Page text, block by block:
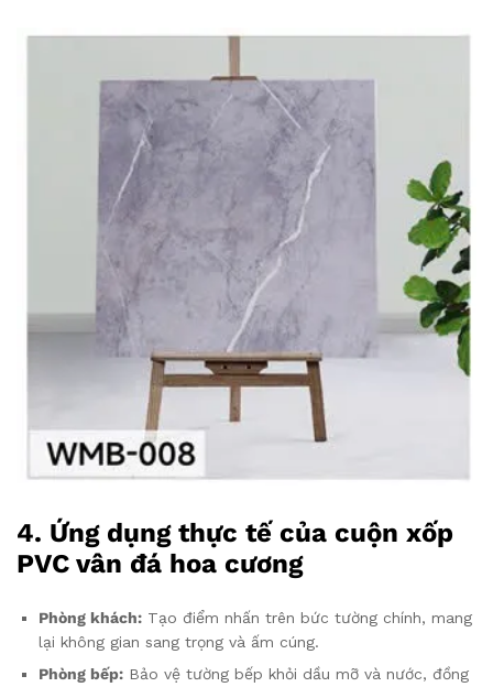
4. Ứng dụng thực tế của cuộn xốp
PVC vân đá hoa cương
Phòng khách: Tạo điểm nhấn trên bức tường chính, mang
lại không gian sang trọng và ấm cúng.
Phòng bếp: Bảo vệ tường bếp khỏi dầu mỡ và nước, đồng